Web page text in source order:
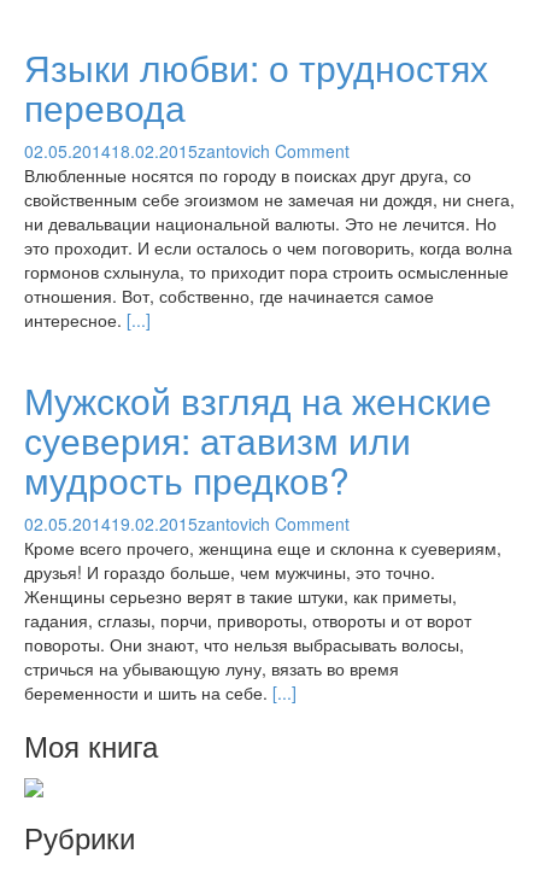
Языки любви: о трудностях
перевода
02.05.201418.02.2015zantovich Comment
Влюбленные носятся по городу в поисках друг друга, со
свойственным себе эгоизмом не замечая ни дождя, ни снега,
ни девальвации национальной валюты. Это не лечится. Но
это проходит. И если осталось о чем поговорить, когда волна
гормонов схлынула, то приходит пора строить осмысленные
отношения. Вот, собственно, где начинается самое
интересное. [...]
Мужской взгляд на женские
суеверия: атавизм или
мудрость предков?
02.05.201419.02.2015zantovich Comment
Кроме всего прочего, женщина еще и склонна к суевериям,
друзья! И гораздо больше, чем мужчины, это точно.
Женщины серьезно верят в такие штуки, как приметы,
гадания, сглазы, порчи, привороты, отвороты и от ворот
повороты. Они знают, что нельзя выбрасывать волосы,
стричься на убывающую луну, вязать во время
беременности и шить на себе. [...]
Моя книга
Рубрики